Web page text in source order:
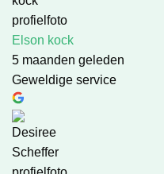
Elson kock
5 maanden geleden
Geweldige service